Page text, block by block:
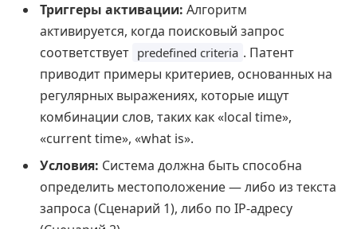
Триггеры активации: Алгоритм
активируется, когда поисковый запрос
соответствует predefined criteria . Патент
приводит примеры критериев, основанных на
регулярных выражениях, которые ищут
комбинации слов, таких как «local time»,
«current time», «what is».
Условия: Система должна быть способна
определить местоположение — либо из текста
запроса (Сценарий 1), либо по IP-адресу